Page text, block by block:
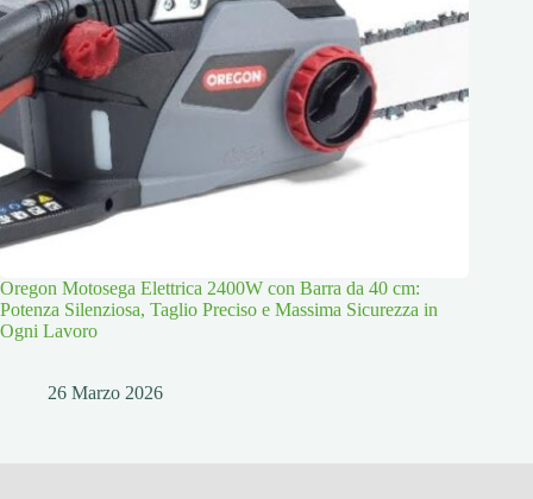
Oregon Motosega Elettrica 2400W con Barra da 40 cm:
Potenza Silenziosa, Taglio Preciso e Massima Sicurezza in
Ogni Lavoro
26 Marzo 2026